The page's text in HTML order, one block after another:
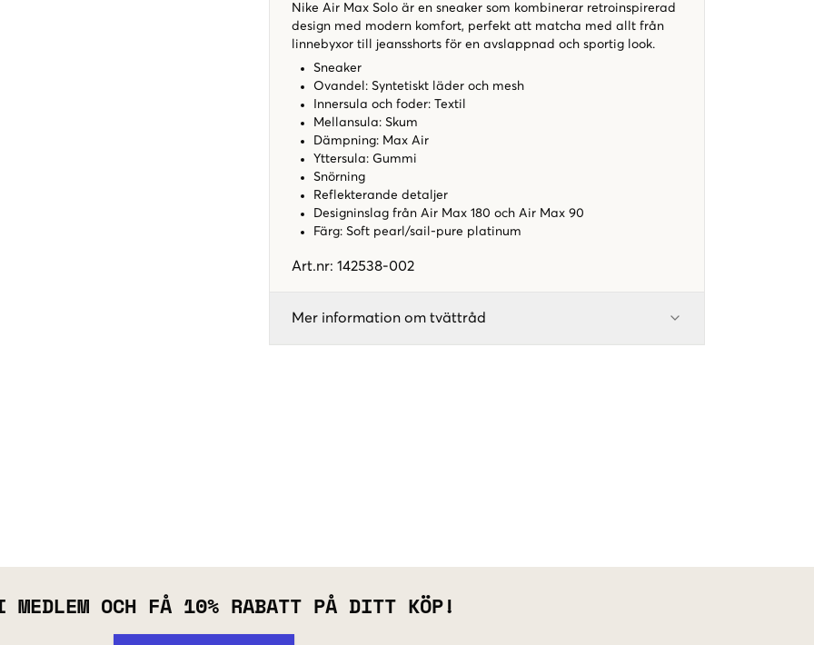
Nike Air Max Solo är en sneaker som kombinerar retroinspirerad
design med modern komfort, perfekt att matcha med allt från
linnebyxor till jeansshorts för en avslappnad och sportig look.​
Sneaker
Ovandel: Syntetiskt läder och mesh
Innersula och foder: Textil
Mellansula: Skum
Dämpning: Max Air
Yttersula: Gummi
Snörning
Reflekterande detaljer
Designinslag från Air Max 180 och Air Max 90
Färg: Soft pearl/sail-pure platinum
Art.nr: 142538-002
Mer information om tvättråd
MEDLEM OCH FÅ 10% RABATT PÅ DITT KÖP!